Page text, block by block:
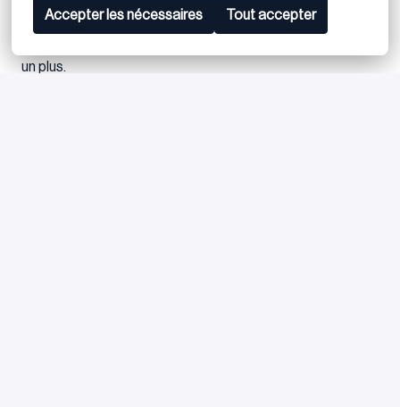
Accepter les nécessaires Tout accepter
un plus.